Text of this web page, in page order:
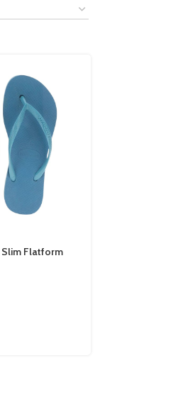
Slim Flatform